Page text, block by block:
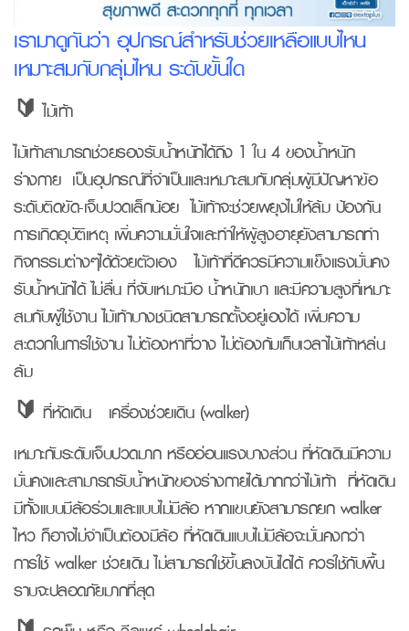
เรามาดูกันว่า อุปกรณ์สำหรับช่วยเหลือแบบไหน
เหมาะสมกับกลุ่มไหน ระดับขั้นใด
🔰 ไม้เท้า
ไม้เท้าสามารถช่วยรองรับน้ำหนักได้ถึง 1 ใน 4 ของน้ำหนัก
ร่างกาย เป็นอุปกรณ์ที่จำเป็นและเหมาะสมกับกลุ่มผู้มีปัญหาข้อ
ระดับติดขัด-เจ็บปวดเล็กน้อย ไม้เท้าจะช่วยพยุงไม่ให้ล้ม ป้องกัน
การเกิดอุบัติเหตุ เพิ่มความมั่นใจและทำให้ผู้สูงอายุยังสามารถทำ
กิจกรรมต่างๆได้ด้วยตัวเอง ไม้เท้าที่ดีควรมีความแข็งแรงมั่นคง
รับน้ำหนักได้ ไม่ลื่น ที่จับเหมาะมือ น้ำหนักเบา และมีความสูงที่เหมาะ
สมกับผู้ใช้งาน ไม้เท้าบางชนิดสามารถตั้งอยู่เองได้ เพิ่มความ
สะดวกในการใช้งาน ไม่ต้องหาที่วาง ไม่ต้องก้มเก็บเวลาไม้เท้าหล่น
ล้ม
🔰 ที่หัดเดิน เครื่องช่วยเดิน (walker)
เหมาะกับระดับเจ็บปวดมาก หรืออ่อนแรงบางส่วน ที่หัดเดินมีความ
มั่นคงและสามารถรับน้ำหนักของร่างกายได้มากกว่าไม้เท้า ที่หัดเดิน
มีทั้งแบบมีล้อร่วมและแบบไม่มีล้อ หากแขนยังสามารถยก walker
ไหว ก็อาจไม่จำเป็นต้องมีล้อ ที่หัดเดินแบบไม่มีล้อจะมั่นคงกว่า
การใช้ walker ช่วยเดิน ไม่สามารถใช้ขึ้นลงบันไดได้ ควรใช้กับพื้น
ราบจะปลอดภัยมากที่สุด